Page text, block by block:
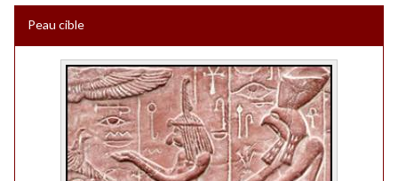
Peau cible